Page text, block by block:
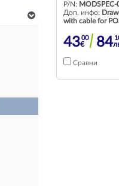
P/N: MODSPEC-
Доп. инфо:
with cable for
4300
€ 84
Сравни